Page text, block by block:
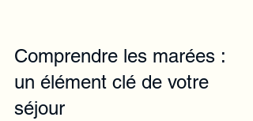
Comprendre les marées :
un élément clé de votre
séjour